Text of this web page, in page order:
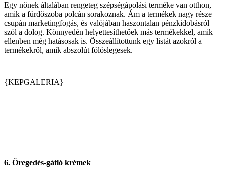
Egy nőnek általában rengeteg szépségápolási terméke van otthon,
amik a fürdőszoba polcán sorakoznak. Ám a termékek nagy része
csupán marketingfogás, és valójában haszontalan pénzkidobásról
szól a dolog. Könnyedén helyettesíthetőek más termékekkel, amik
ellenben még hatásosak is. Összeállítottunk egy listát azokról a
termékekről, amik abszolút fölöslegesek.
{KEPGALERIA}
6. Öregedés-gátló krémek